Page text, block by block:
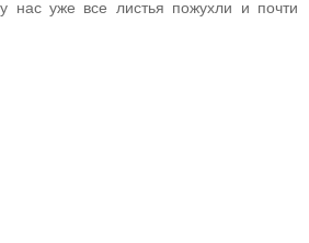
нас уже все листья пожухли и почти